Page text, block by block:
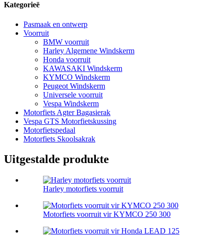
Kategorieë
Pasmaak en ontwerp
Voorruit
BMW voorruit
Harley Algemene Windskerm
Honda voorruit
KAWASAKI Windskerm
KYMCO Windskerm
Peugeot Windskerm
Universele voorruit
Vespa Windskerm
Motorfiets Agter Bagasierak
Vespa GTS Motorfietskussing
Motorfietspedaal
Motorfiets Skoolsakrak
Uitgestalde produkte
Harley motorfiets voorruit
Motorfiets voorruit vir KYMCO 250 300